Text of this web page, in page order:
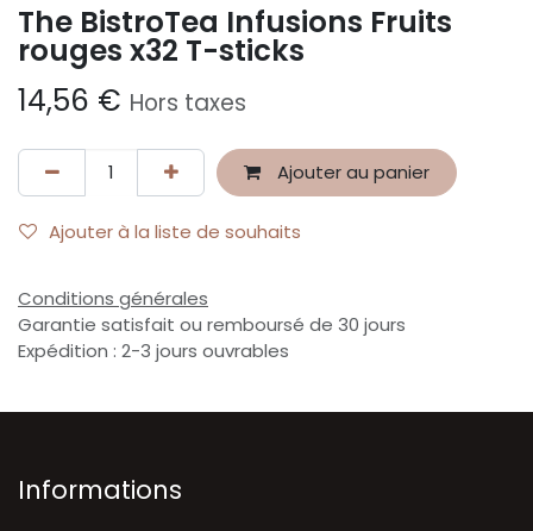
The BistroTea Infusions Fruits
rouges x32 T-sticks
14,56 € Hors taxes
Ajouter au panier
Ajouter à la liste de souhaits
Conditions générales
Garantie satisfait ou remboursé de 30 jours
Expédition : 2-3 jours ouvrables
Informations